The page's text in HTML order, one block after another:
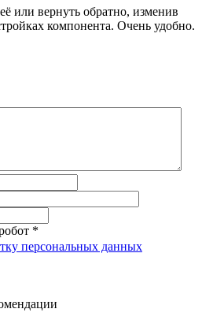
или вернуть обратно, изменив
компонента. Очень удобно.
*
персональных данных